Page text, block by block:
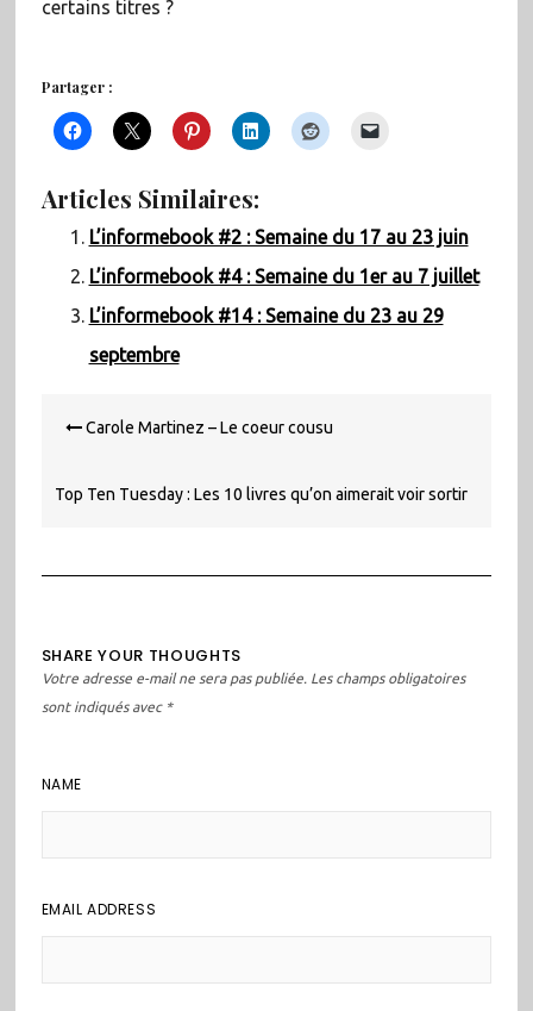
certains titres ?
Partager :
Articles Similaires:
L’informebook #2 : Semaine du 17 au 23 juin
L’informebook #4 : Semaine du 1er au 7 juillet
L’informebook #14 : Semaine du 23 au 29
septembre
de Carole Martinez – Le coeur cousu
Top Ten Tuesday : Les 10 livres qu’on aimerait voir sortir
SHARE YOUR THOUGHTS
Votre adresse e-mail ne sera pas publiée. Les champs obligatoires
sont indiqués avec *
NAME
EMAIL ADDRESS